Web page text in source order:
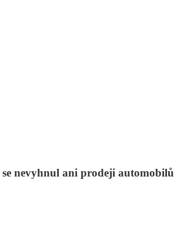
nevyhnul ani prodeji automobilů